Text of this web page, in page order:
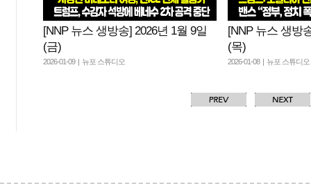
[NNP 뉴스 생방송] 2026년 1월 9일
(금)
2026-01-09 | 뉴포 스튜디오
[NNP 뉴스 생방
(목)
2026-01-08 | 뉴포 스튜디오